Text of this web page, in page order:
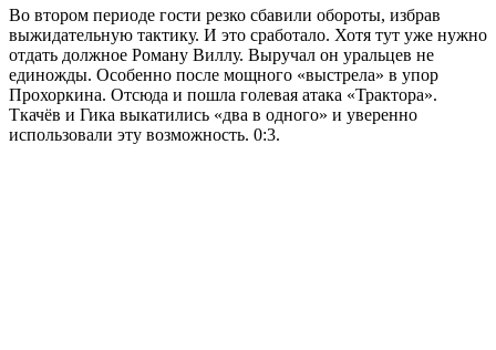
Во втором периоде гости резко сбавили обороты, избрав
выжидательную тактику. И это сработало. Хотя тут уже нужно
отдать должное Роману Виллу. Выручал он уральцев не
единожды. Особенно после мощного «выстрела» в упор
Прохоркина. Отсюда и пошла голевая атака «Трактора».
Ткачёв и Гика выкатились «два в одного» и уверенно
использовали эту возможность. 0:3.